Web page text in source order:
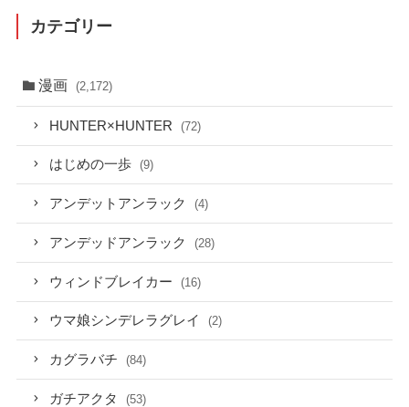
カテゴリー
漫画 (2,172)
HUNTER×HUNTER (72)
はじめの一歩 (9)
アンデットアンラック (4)
アンデッドアンラック (28)
ウィンドブレイカー (16)
ウマ娘シンデレラグレイ (2)
カグラバチ (84)
ガチアクタ (53)